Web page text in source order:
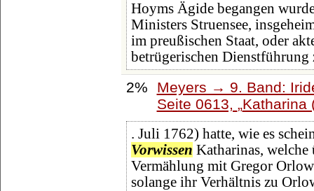
Hoyms Ägide begangen
Ministers Struensee,
im preußischen Staat, oder
betrügerischen Dienstführung
2%
Meyers → 9. Band:
Seite 0613,
Katharina
. Juli 1762) hatte, wie es
Vorwissen Katharinas, welche
Vermählung mit Gregor
solange ihr Verhältnis zu